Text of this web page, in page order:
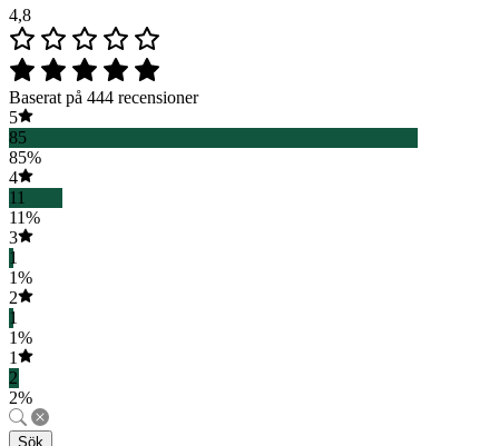
4,8
Baserat på 444 recensioner
5
85
85%
4
11
11%
3
1
1%
2
1
1%
1
2
2%
Sök